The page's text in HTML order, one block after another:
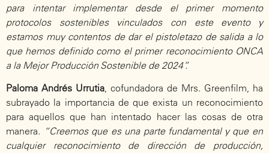
para intentar implementar desde el primer momento
protocolos sostenibles vinculados con este evento y
estamos muy contentos de dar el pistoletazo de salida a lo
que hemos definido como el primer reconocimiento ONCA
a la Mejor Producción Sostenible de 2024”.
Paloma Andrés Urrutia, cofundadora de Mrs. Greenfilm, ha
subrayado la importancia de que exista un reconocimiento
para aquellos que han intentado hacer las cosas de otra
manera. “Creemos que es una parte fundamental y que en
cualquier reconocimiento de dirección de producción,